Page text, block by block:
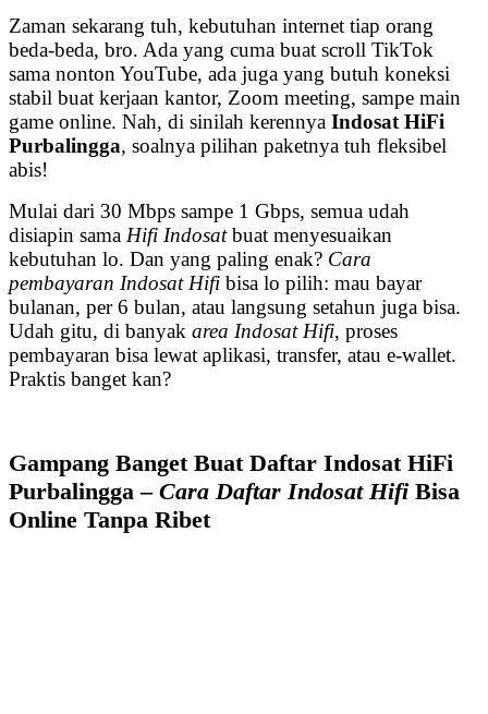
Zaman sekarang tuh, kebutuhan internet tiap orang
beda-beda, bro. Ada yang cuma buat scroll TikTok
sama nonton YouTube, ada juga yang butuh koneksi
stabil buat kerjaan kantor, Zoom meeting, sampe main
game online. Nah, di sinilah kerennya Indosat HiFi
Purbalingga, soalnya pilihan paketnya tuh fleksibel
abis!
Mulai dari 30 Mbps sampe 1 Gbps, semua udah
disiapin sama Hifi Indosatbuat menyesuaikan
kebutuhan lo. Dan yang paling enak? Cara
pembayaran Indosat Hifi bisa lo pilih: mau bayar
bulanan, per 6 bulan, atau langsung setahun juga bisa.
Udah gitu, di banyak area Indosat Hifi, proses
pembayaran bisa lewat aplikasi, transfer, atau e-wallet.
Praktis banget kan?
Gampang Banget Buat Daftar Indosat HiFi
Purbalingga – Cara Daftar Indosat Hifi Bisa
Online Tanpa Ribet